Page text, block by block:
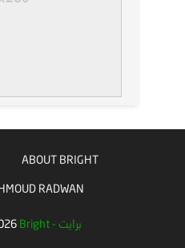
ABOUT BRIGHT
RADWAN
Bright - برايت